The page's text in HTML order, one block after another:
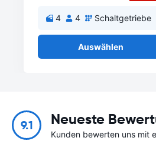
4 4 Schaltgetriebe
Auswählen
9.1 Neueste
Kunden bewerten uns mit